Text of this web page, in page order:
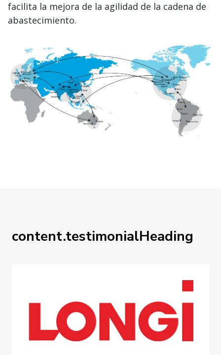
facilita la mejora de la agilidad de la cadena de
abastecimiento.
content.testimonialHeading